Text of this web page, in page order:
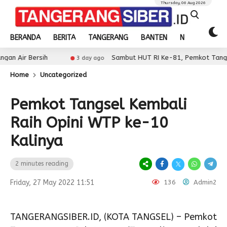
BERANDA BERITA TANGERANG BANTEN NASIONAL
Thursday, 06 Aug 2026
3 day ago Sambut HUT RI Ke-81, Pemkot Tangerang Gelar
Home Uncategorized
Pemkot Tangsel Kembali
Raih Opini WTP ke-10
Kalinya
2 minutes reading
Friday, 27 May 2022 11:51 136 Admin2
TANGERANGSIBER.ID, (KOTA TANGSEL) – Pemkot